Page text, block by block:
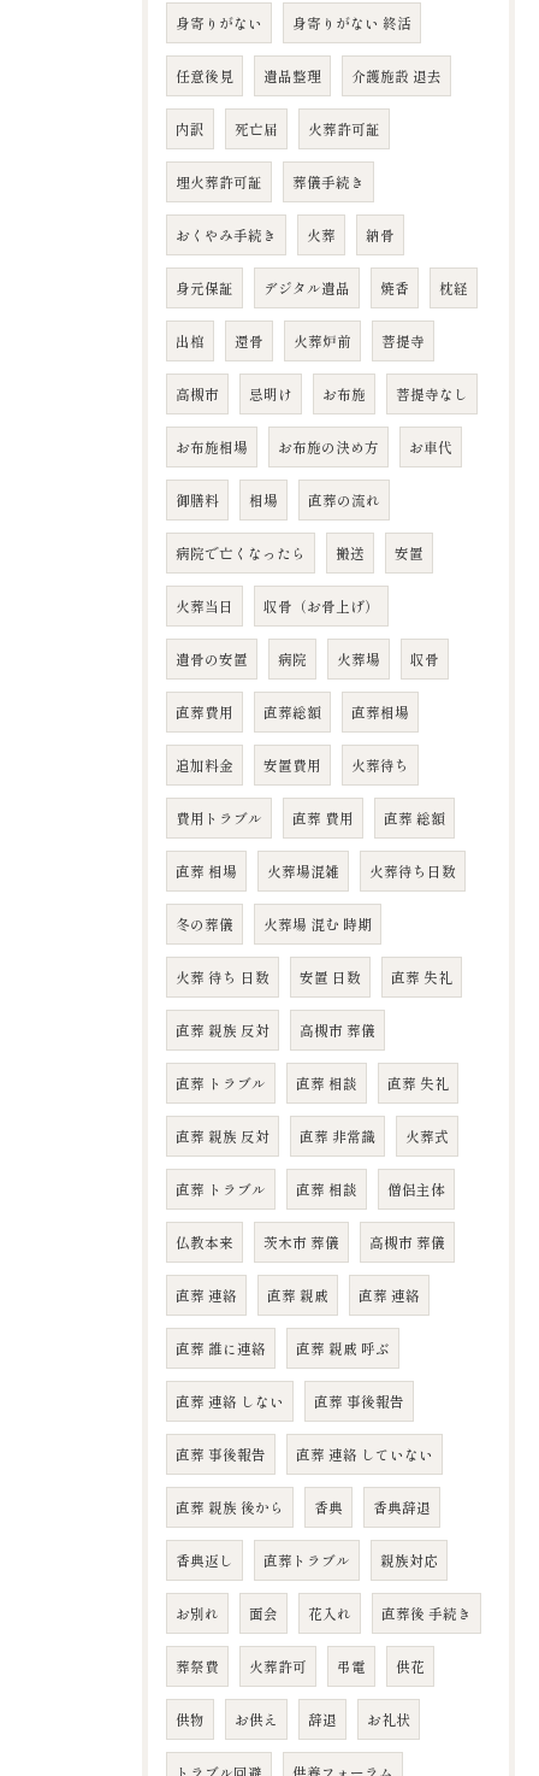
身寄りがない 身寄りがない 終活
任意後見 遺品整理 介護施設 退去
内訳 死亡届 火葬許可証
埋火葬許可証 葬儀手続き
おくやみ手続き 火葬 納骨
身元保証 デジタル遺品 焼香 枕経
出棺 還骨 火葬炉前 菩提寺
高槻市 忌明け お布施 菩提寺なし
お布施相場 お布施の決め方 お車代
御膳料 相場 直葬の流れ
病院で亡くなったら 搬送 安置
火葬当日 収骨（お骨上げ）
遺骨の安置 病院 火葬場 収骨
直葬費用 直葬総額 直葬相場
追加料金 安置費用 火葬待ち
費用トラブル 直葬 費用 直葬 総額
直葬 相場 火葬場混雑 火葬待ち日数
冬の葬儀 火葬場 混む 時期
火葬 待ち 日数 安置 日数 直葬 失礼
直葬 親族 反対 高槻市 葬儀
直葬 トラブル 直葬 相談 直葬 失礼
直葬 親族 反対 直葬 非常識 火葬式
直葬 トラブル 直葬 相談 僧侶主体
仏教本来 茨木市 葬儀 高槻市 葬儀
直葬 連絡 直葬 親戚 直葬 連絡
直葬 誰に連絡 直葬 親戚 呼ぶ
直葬 連絡 しない 直葬 事後報告
直葬 事後報告 直葬 連絡 していない
直葬 親族 後から 香典 香典辞退
香典返し 直葬トラブル 親族対応
お別れ 面会 花入れ 直葬後 手続き
葬祭費 火葬許可 弔電 供花
供物 お供え 辞退 お礼状